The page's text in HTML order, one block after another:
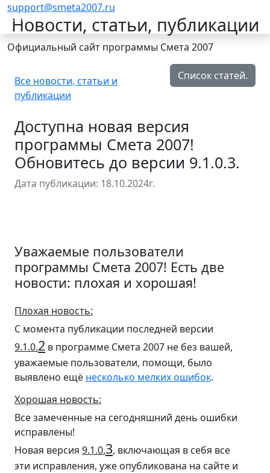
Смета 2007
support@smeta2007.ru
Новости, статьи, публикации
Официальный сайт программы Смета 2007
Все новости, статьи и
публикации
Список статей.
Доступна новая версия
программы Смета 2007!
Обновитесь до версии 9.1.0.3.
Дата публикации: 18.10.2024г.
Уважаемые пользователи
программы Смета 2007! Есть две
новости: плохая и хорошая!
Плохая новость:
С момента публикации последней версии
9.1.0.2 в программе Смета 2007 не без вашей,
уважаемые пользователи, помощи, было
выявлено ещё несколько мелких ошибок.
Хорошая новость:
Все замеченные на сегодняшний день ошибки
исправлены!
Новая версия 9.1.0.3, включающая в себя все
эти исправления, уже опубликована на сайте и